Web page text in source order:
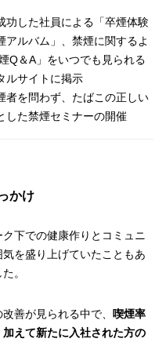
功した社員による「卒煙体験
アルバム」、禁煙に関するよ
Q＆A」をいつでも見られる
ルサイトに掲示
者を問わず、たばこの正しい
した禁煙セミナーの開催
かけ
下での健康作りとコミュニ
を盛り上げていたこともあ
。
善が見られる中で、 喫煙率
えて新たに入社された方の